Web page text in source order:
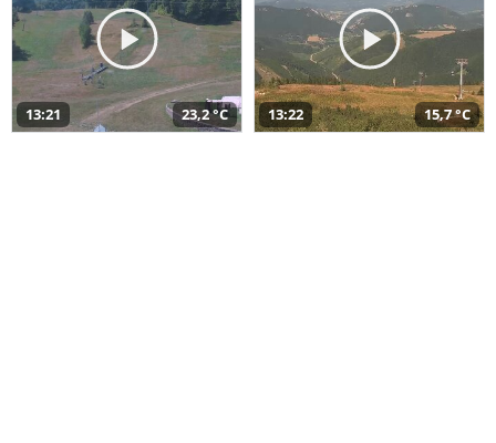
13:21 23,2 °C 13:22 15,7 °C